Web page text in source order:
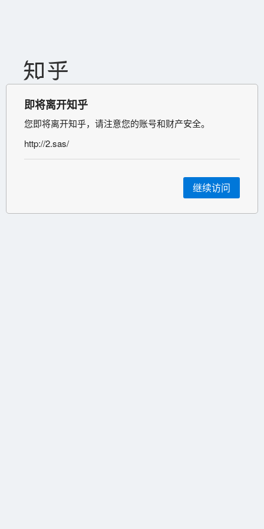
即将离开知乎
您即将离开知乎，请注意您的账号和财产安全。
http://2.sas/
继续访问